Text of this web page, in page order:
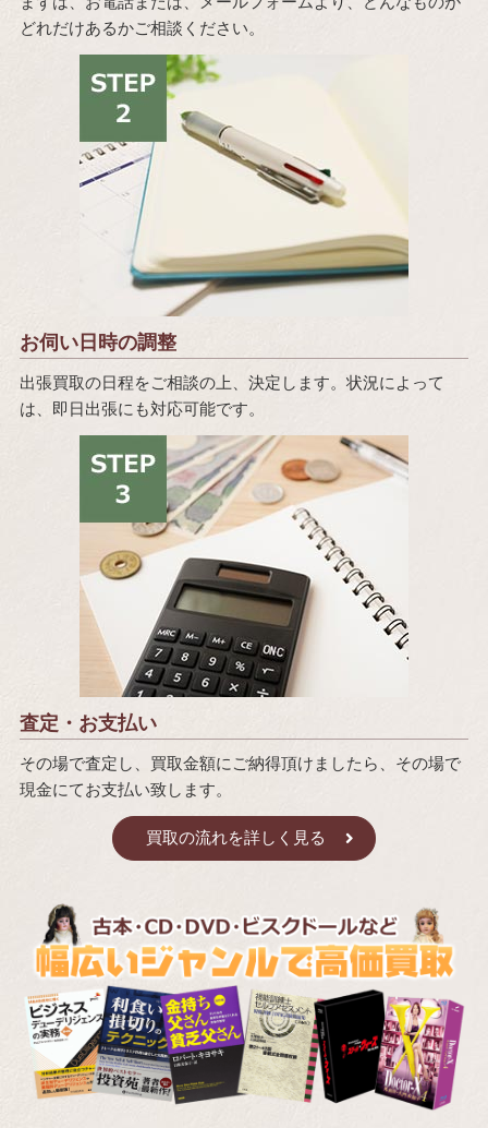
どれだけあるかご相談ください。
お伺い日時の調整
出張買取の日程をご相談の上、決定します。状況によって
は、即日出張にも対応可能です。
査定・お支払い
その場で査定し、買取金額にご納得頂けましたら、その場で
現金にてお支払い致します。
買取の流れを詳しく見る